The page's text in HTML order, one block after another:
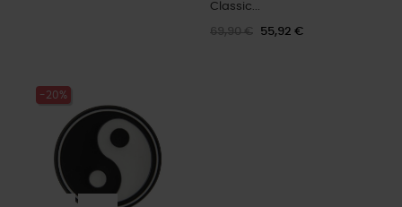
Classic...
69,90 € 55,92 €
-20%